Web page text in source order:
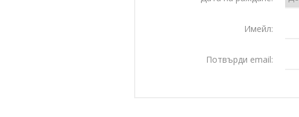
Имейл:
Потвърди email: